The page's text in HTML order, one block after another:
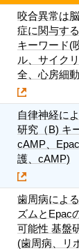
咬合異常は
症に関与す
キーワード(
ル、サイク
全、心房細
自律神経に
研究（B) キ
cAMP、
護、cAMP)
歯周病によ
ズムとEpac
可能性 基盤
(歯周病、リ